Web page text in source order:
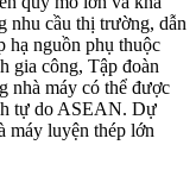
nhu cầu thị trường, dẫn
hạ nguồn phụ thuộc
gia công, Tập đoàn
nhà máy có thể được
tự do ASEAN. Dự
máy luyện thép lớn